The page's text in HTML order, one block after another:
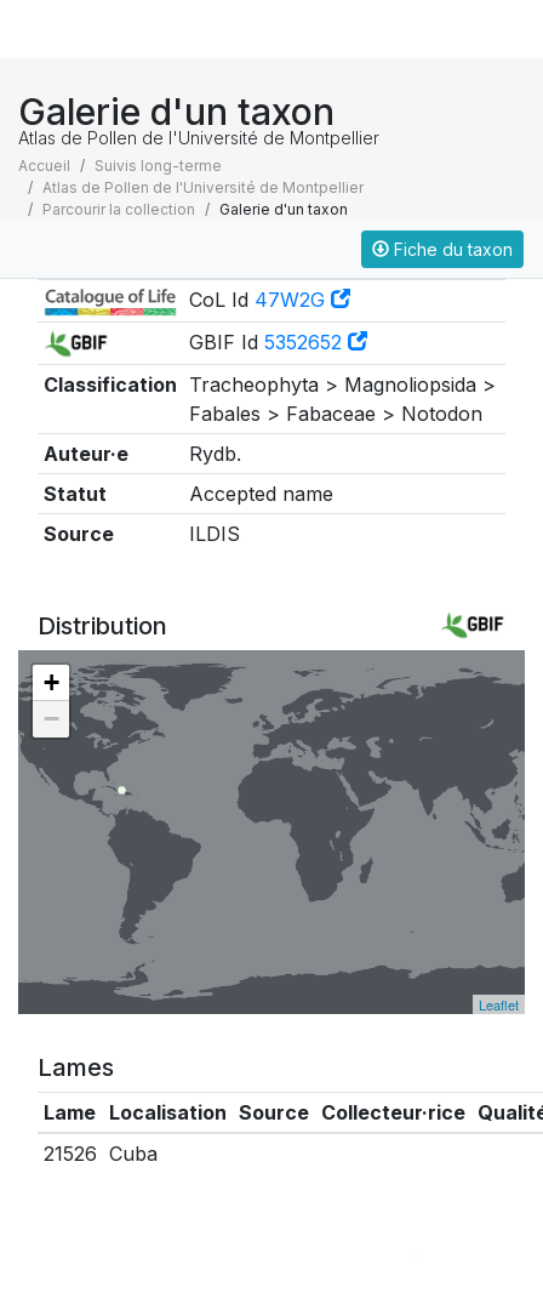
Galerie d'un taxon
Atlas de Pollen de l'Université de Montpellier
Accueil
Suivis long-terme
Atlas de Pollen de l'Université de Montpellier
Parcourir la collection
Galerie d'un taxon
Fiche du taxon
CoL Id 47W2G
GBIF Id 5352652
Classification Tracheophyta > Magnoliopsida >
Fabales > Fabaceae > Notodon
Auteur·e
Rydb.
Statut
Accepted name
Source
ILDIS
Distribution
+
−
Leaflet
Lames
Lame Localisation Source Collecteur·rice
21526 Cuba